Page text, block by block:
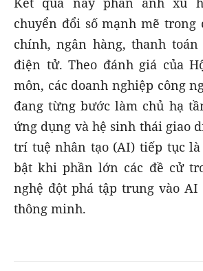
chuyển đổi số mạnh mẽ
chính, ngân hàng, thanh
điện tử. Theo đánh giá của
môn, các doanh nghiệp công
đang từng bước làm chủ hạ
ứng dụng và hệ sinh thái giao
trí tuệ nhân tạo (AI) tiếp tục
bật khi phần lớn các đề cử
nghệ đột phá tập trung vào
thông minh.